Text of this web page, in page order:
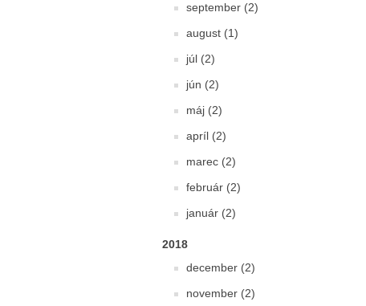
september (2)
august (1)
júl (2)
jún (2)
máj (2)
apríl (2)
marec (2)
február (2)
január (2)
2018
december (2)
november (2)